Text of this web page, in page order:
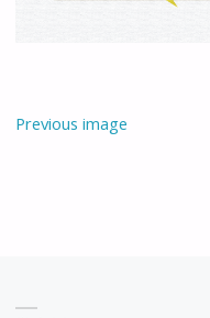
Previous image